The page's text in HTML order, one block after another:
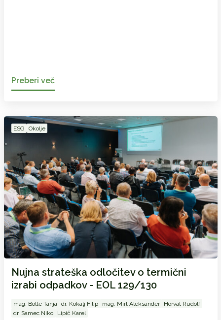
Preberi več
ESG Okolje
Nujna strateška odločitev o termični
izrabi odpadkov - EOL 129/130
mag. Bolte Tanja dr. Kokalj Filip mag. Mirt Aleksander
Horvat Rudolf
dr. Samec Niko
Lipič Karel